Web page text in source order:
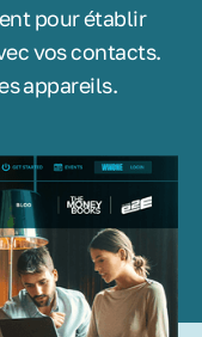
pour établir
vos contacts.
appareils.